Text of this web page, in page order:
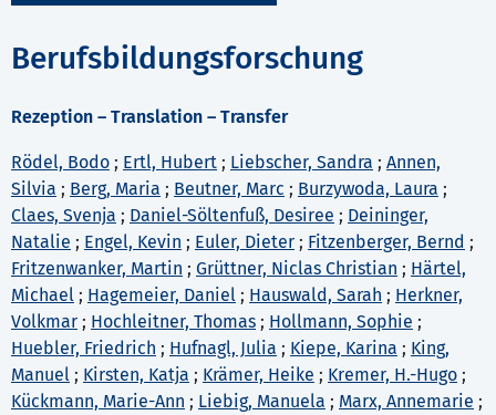
Berufsbildungsforschung
Rezeption – Translation – Transfer
Rödel, Bodo ; Ertl, Hubert ; Liebscher, Sandra ; Annen,
Silvia ; Berg, Maria ; Beutner, Marc ; Burzywoda, Laura ;
Claes, Svenja ; Daniel-Söltenfuß, Desiree ; Deininger,
Natalie ; Engel, Kevin ; Euler, Dieter ; Fitzenberger, Bernd ;
Fritzenwanker, Martin ; Grüttner, Niclas Christian ; Härtel,
Michael ; Hagemeier, Daniel ; Hauswald, Sarah ; Herkner,
Volkmar ; Hochleitner, Thomas ; Hollmann, Sophie ;
Huebler, Friedrich ; Hufnagl, Julia ; Kiepe, Karina ; King,
Manuel ; Kirsten, Katja ; Krämer, Heike ; Kremer, H.-Hugo ;
Kückmann, Marie-Ann ; Liebig, Manuela ; Marx, Annemarie ;